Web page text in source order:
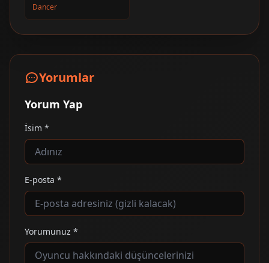
Dancer
Yorumlar
Yorum Yap
İsim *
E-posta *
Yorumunuz *